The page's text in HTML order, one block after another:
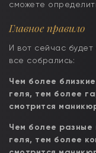
сможете
Главное правило
И вот сейчас будет
все собрались:
Чем более
геля, тем более
смотрится
Чем более разные
геля, тем более